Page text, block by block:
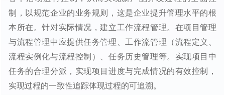
制，以规范企业的业务规则，这是企业提升管理水平的根
本所在。针对实际情况，建立工作流程管理。在项目管理
与流程管理中应提供任务管理、工作流管理（流程定义、
流程实例化与流程控制）、任务历史管理等。实现项目中
任务的合理分派，实现项目进度与完成情况的有效控制，
实现过程的一致性追踪体现过程的可追溯。